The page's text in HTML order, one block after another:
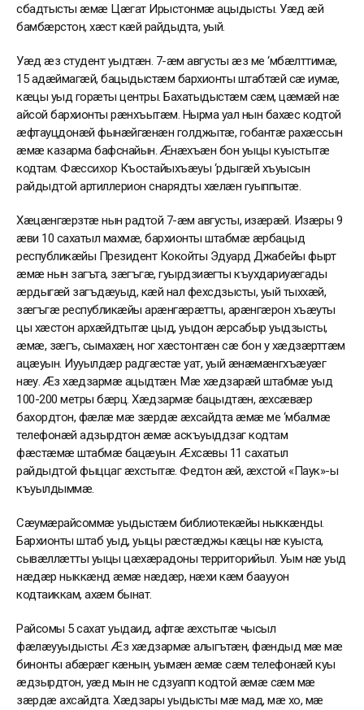
сбадтысты æмæ Цæгат Ирыстонмæ ацыдысты. Уæд æй
бамбæрстон, хæст кæй райдыдта, уый.
Уæд æз студент уыдтæн. 7-æм августы æз ме ‘мбæлттимæ,
15 адæймагæй, бацыдыстæм бархионты штабтæй сæ иумæ,
кæцы уыд горæты центры. Бахатыдыстæм сæм, цæмæй нæ
айсой бархионты рæнхъытæм. Нырма уал нын бахæс кодтой
æфтауцдонæй фынæйгæнæн голджытæ, гобантæ рахæссын
æмæ казарма бафснайын. Æнæхъæн бон уыцы куыстытæ
кодтам. Фæссихор Къостайыхъæуы ‘рдыгæй хъуысын
райдыдтой артиллерион снарядты хæлæн гуыппытæ.
Хæцæнгæрзтæ нын радтой 7-æм августы, изæрæй. Изæры 9
æви 10 сахатыл махмæ, бархионты штабмæ æрбацыд
республикæйы Президент Кокойты Эдуард Джабейы фырт
æмæ нын загъта, зæгъгæ, гуырдзиæгты къухдариуæгады
æрдыгæй загъдæуыд, кæй нал фехсдзысты, уый тыххæй,
зæгъгæ республикæйы арæнгæрæтты, арæнгæрон хъæуты
цы хæстон архæйдтытæ цыд, уыдон æрсабыр уыдзысты,
æмæ, зæгъ, сымахæн, ног хæстонтæн сæ бон у хæдзæрттæм
ацæуын. Иууылдæр радгæстæ уат, уый æнæмæнгхъæуæг
нæу. Æз хæдзармæ ацыдтæн. Мæ хæдзарæй штабмæ уыд
100-200 метры бæрц. Хæдзармæ бацыдтæн, æхсæвæр
бахордтон, фæлæ мæ зæрдæ æхсайдта æмæ ме ‘мбалмæ
телефонæй адзырдтон æмæ аскъуыддзаг кодтам
фæстæмæ штабмæ бацæуын. Æхсæвы 11 сахатыл
райдыдтой фыццаг æхстытæ. Федтон æй, æхстой «Паук»-ы
къуылдыммæ.
Сæумæрайсоммæ уыдыстæм библиотекæйы ныккæнды.
Бархионты штаб уыд, уыцы рæстæджы кæцы нæ куыста,
сывæллæтты уыцы цæхæрадоны территорийыл. Уым нæ уыд
нæдæр ныккæнд æмæ нæдæр, нæхи кæм бааууон
кодтаиккам, ахæм бынат.
Райсомы 5 сахат уыдаид, афтæ æхстытæ чысыл
фæлæууыдысты. Æз хæдзармæ алыгътæн, фæндыд мæ мæ
бинонты абæрæг кæнын, уымæн æмæ сæм телефонæй куы
æдзырдтон, уæд мын не сдзуапп кодтой æмæ сæм мæ
зæрдæ ахсайдта. Хæдзары уыдысты мæ мад, мæ хо, мæ